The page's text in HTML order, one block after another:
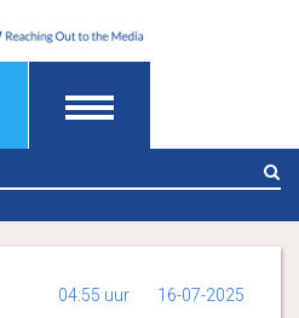
04:55 uur 16-07-2025